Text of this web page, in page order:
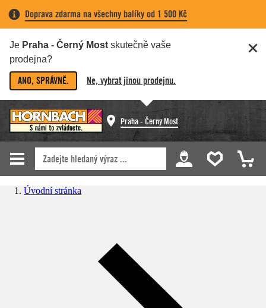
Doprava zdarma na všechny balíky od 1 500 Kč
Je Praha - Černý Most skutečně vaše
prodejna?
ANO, SPRÁVNĚ. Ne, vybrat jinou prodejnu.
Praha - Černý Most
Úvodní stránka